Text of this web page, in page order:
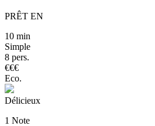
PRÊT EN
10 min
Simple
8 pers.
€€€
Eco.
Délicieux
1 Note